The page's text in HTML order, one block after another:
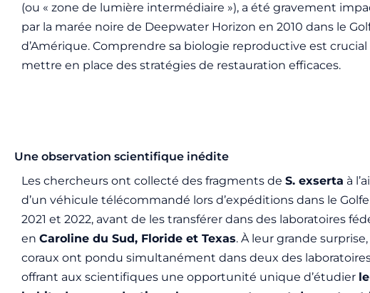
(ou « zone de lumière intermédiaire »), a été gravement
par la marée noire de Deepwater Horizon en 2010 dans le
d’Amérique. Comprendre sa biologie reproductive est
mettre en place des stratégies de restauration efficaces.
Une observation scientifique inédite
Les chercheurs ont collecté des fragments de S. exserta à
d’un véhicule télécommandé lors d’expéditions dans le
2021 et 2022, avant de les transférer dans des laboratoires
en Caroline du Sud, Floride et Texas. À leur grande surprise,
coraux ont pondu simultanément dans deux des
offrant aux scientifiques une opportunité unique d’étudier